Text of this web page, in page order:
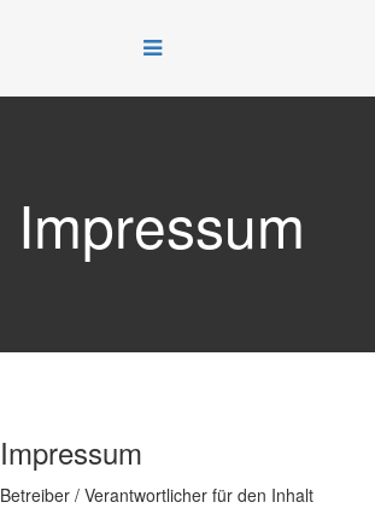
Impressum
Impressum
Betreiber / Verantwortlicher für den Inhalt